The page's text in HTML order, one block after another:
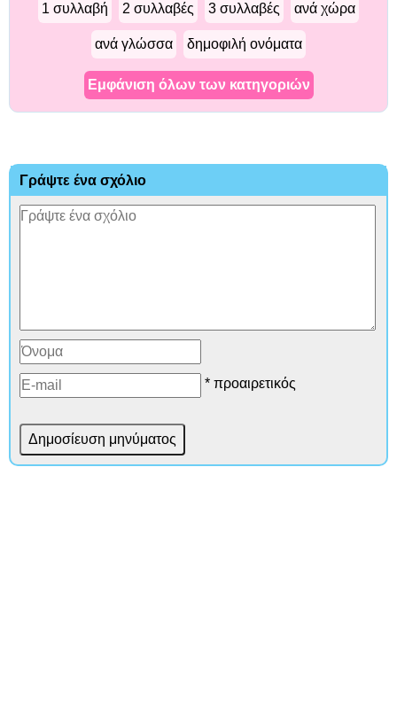
1 συλλαβή 2 συλλαβές 3 συλλαβές ανά χώρα
ανά γλώσσα δημοφιλή ονόματα
Εμφάνιση όλων των κατηγοριών
Γράψτε ένα σχόλιο
* προαιρετικός